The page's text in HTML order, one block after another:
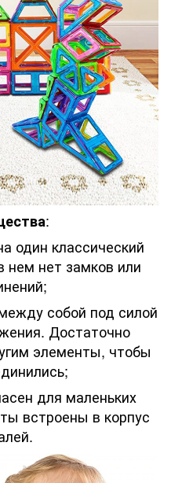
:
один классический
нем нет замков или
собой под силой
Достаточно
элементы, чтобы
для маленьких
встроены в корпус